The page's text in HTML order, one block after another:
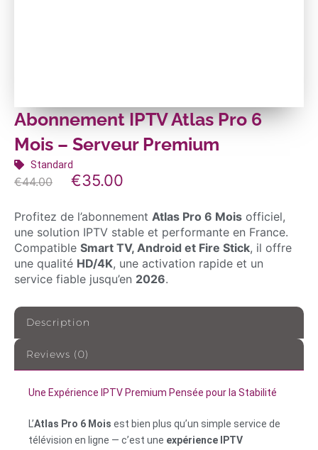
Abonnement IPTV Atlas Pro 6
Mois – Serveur Premium
Standard
€44.00
Original
€44.00.
€35.00
€35.00.
Profitez de l’abonnement Atlas Pro 6 Mois officiel,
une solution IPTV stable et performante en France.
Compatible Smart TV, Android et Fire Stick, il offre
une qualité HD/4K, une activation rapide et un
service fiable jusqu’en 2026.
Description
Reviews (0)
Une Expérience IPTV Premium Pensée pour la Stabilité
L’Atlas Pro 6 Mois est bien plus qu’un simple service de
télévision en ligne — c’est une expérience IPTV